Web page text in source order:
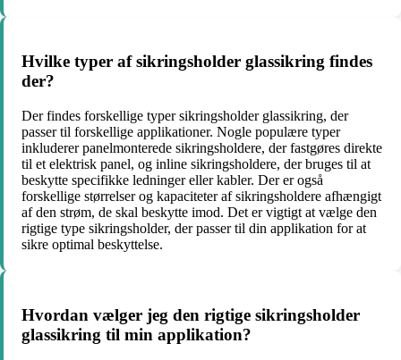
Hvilke typer af sikringsholder glassikring findes
der?
Der findes forskellige typer sikringsholder glassikring, der
passer til forskellige applikationer. Nogle populære typer
inkluderer panelmonterede sikringsholdere, der fastgøres direkte
til et elektrisk panel, og inline sikringsholdere, der bruges til at
beskytte specifikke ledninger eller kabler. Der er også
forskellige størrelser og kapaciteter af sikringsholdere afhængigt
af den strøm, de skal beskytte imod. Det er vigtigt at vælge den
rigtige type sikringsholder, der passer til din applikation for at
sikre optimal beskyttelse.
Hvordan vælger jeg den rigtige sikringsholder
glassikring til min applikation?